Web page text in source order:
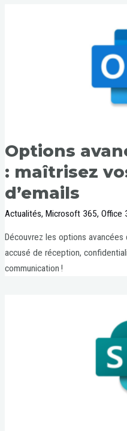
Options
: maîtrisez
d’emails
Actualités,Microsoft 365,Office
Découvrez les options avancées
accusé de réception,
communication !